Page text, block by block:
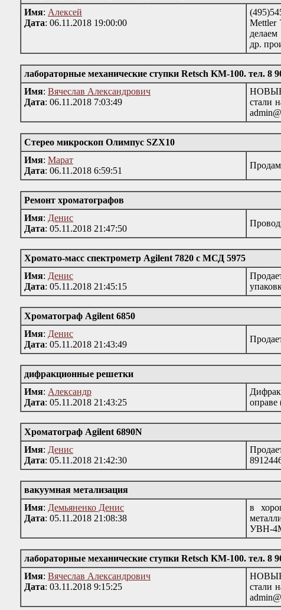
Имя: Алексей
Дата: 06.11.2018 19:00:00
Mettler
др.
лабораторные механические ступки Retsch KM-100. тел. 8
Имя: Вячеслав Александрович
Дата: 06.11.2018 7:03:49
НОВЫЕ
стали
Стерео микроскоп Олимпус SZX10
Имя: Марат
Дата: 06.11.2018 6:59:51
Продам
Ремонт хроматографов
Имя: Денис
Дата: 05.11.2018 21:47:50
Хромато-масс спектрометр Agilent 7820 c МСД 5975
Имя: Денис
Дата: 05.11.2018 21:45:15
Хроматограф Agilent 6850
Имя: Денис
Дата: 05.11.2018 21:43:49
дифракционные решетки
Имя: Александр
Дата: 05.11.2018 21:43:25
оправе
Хроматограф Agilent 6890N
Имя: Денис
Дата: 05.11.2018 21:42:30
вакуумная метализация
Имя: Демьяненко Денис
Дата: 05.11.2018 21:08:38
в
УВН-
лабораторные механические ступки Retsch KM-100. тел. 8
Имя: Вячеслав Александрович
Дата: 03.11.2018 9:15:25
НОВЫЕ
стали